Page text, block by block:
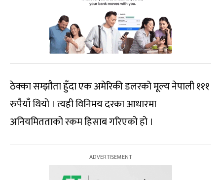
ठेक्का सम्झौता हुँदा एक अमेरिकी डलरको मूल्य नेपाली १११
रुपैयाँ थियो । त्यही विनिमय दरका आधारमा
अनियमितताको रकम हिसाब गरिएको हो ।